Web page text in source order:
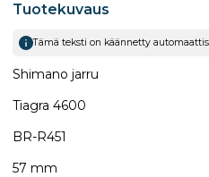
Tuotekuvaus
Tämä teksti on käännetty
Shimano jarru
Tiagra 4600
BR-R451
57 mm